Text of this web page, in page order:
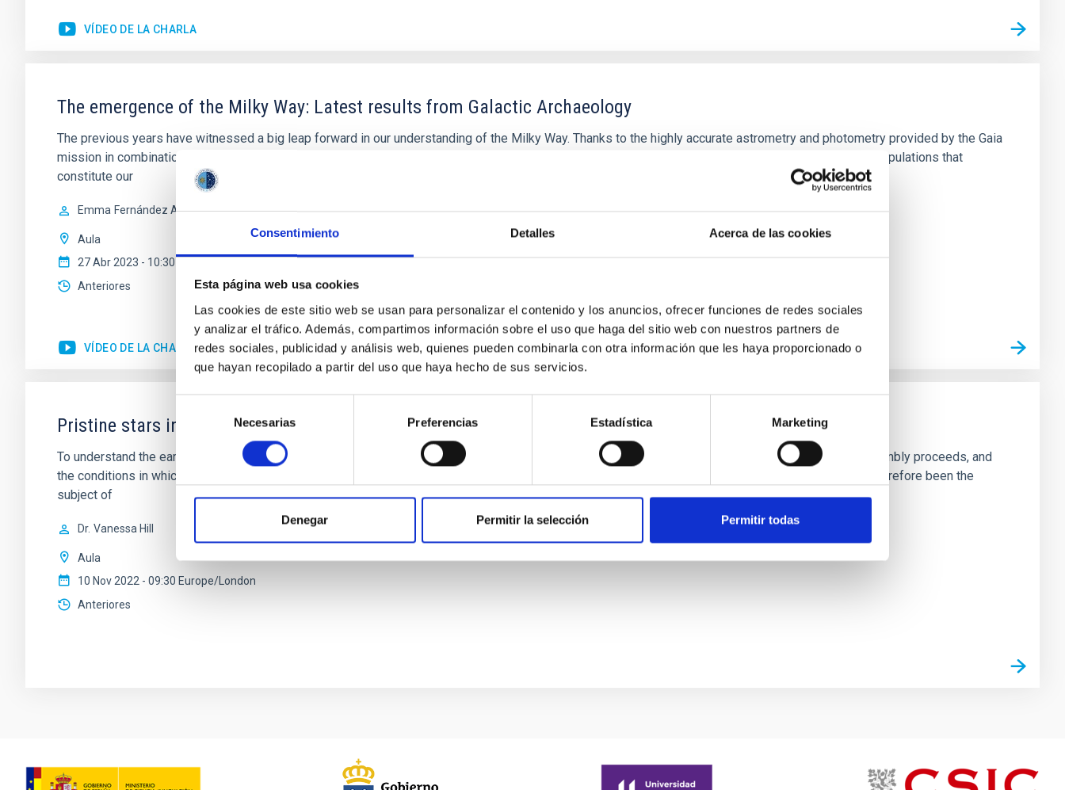
Consentimiento Detalles Acerca de las cookies
Esta página web usa cookies
Las cookies de este sitio web se usan para personalizar el contenido y los anuncios, ofrecer funciones de redes sociales
y analizar el tráfico. Además, compartimos información sobre el uso que haga del sitio web con nuestros partners de
redes sociales, publicidad y análisis web, quienes pueden combinarla con otra información que les haya proporcionado o
que hayan recopilado a partir del uso que haya hecho de sus servicios.
de
consentimiento
Necesarias Preferencias Estadística Marketing
Denegar Permitir la selección Permitir todas
VÍDEO DE LA CHARLA
The emergence of the Milky Way: Latest results from Galactic Archaeology
The previous years have witnessed a big leap forward in our understanding of the Milky Way. Thanks to the highly accurate astrometry and photometry provided by the Gaia
mission in combination with large photometric and spectroscopic all-sky surveys, we have now a clearer view of the chemo-dynamics of the stellar populations that
constitute our
Emma Fernández Alvar
Aula
27 Abr 2023 - 10:30 Europe/London
Anteriores
VÍDEO DE LA CHARLA
Pristine stars in the Milky-Way and beyond
To understand the early phases of galaxy formation, metal-poor stars in the local universe play a special rôle, allowing to trace both how galactic assembly proceeds, and
the conditions in which early star formation proceed. Metal-poor stars in our Galaxy and its satellites are fossils of these past processes and have therefore been the
subject of
Dr. Vanessa Hill
Aula
10 Nov 2022 - 09:30 Europe/London
Anteriores